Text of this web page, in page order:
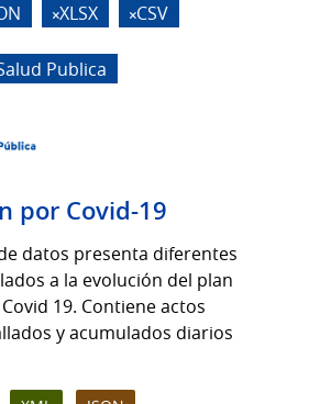
XLSX
CSV
Publica
por Covid-19
datos presenta diferentes
a la evolución del plan
19. Contiene actos
y acumulados diarios